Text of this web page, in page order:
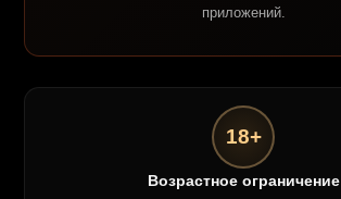
приложений.
18+
Возрастное ограничение